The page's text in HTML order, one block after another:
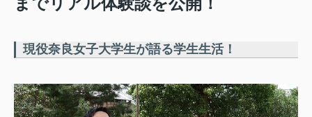
現役奈良女子大学生が語る学生生活！